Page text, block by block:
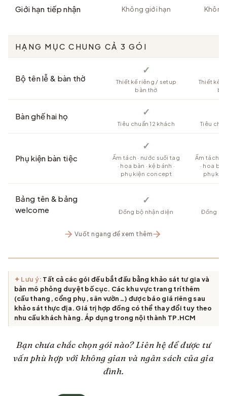
Giới hạn tiếp nhận Không giới hạn
HẠNG MỤC CHUNG CẢ 3 GÓI
Bộ tên lễ & bàn thờ
✓
Thiết kế riêng / setup
bàn thờ
Thiết kế
Bàn ghế hai họ ✓
Tiêu chuẩn 12 khách Tiêu
Phụ kiện bàn tiệc
✓
Ấm tách · nước suối tag
· hoa bàn · kệ bánh ·
phụ kiện concept
Ấm tách ·
· hoa
phụ
Bảng tên & bảng
welcome
✓
Đồng bộ nhận diện Đồng bộ
Vuốt ngang để xem thêm
✦ Lưu ý: Tất cả các gói đều bắt đầu bằng khảo sát tư gia và
bản mô phỏng duyệt bố cục. Các khu vực trang trí thêm
(cầu thang, cổng phụ, sân vườn…) được báo giá riêng sau
khảo sát thực địa. Giá trị hợp đồng có thể thay đổi tuy theo
nhu cầu khách hàng. Áp dụng trong nội thành TP.HCM
Bạn chưa chắc chọn gói nào? Liên hệ để được tư
vấn phù hợp với không gian và ngân sách của gia
đình.